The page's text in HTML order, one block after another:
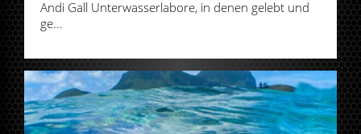
Andi Gall Unterwasserlabore, in denen gelebt und
ge...